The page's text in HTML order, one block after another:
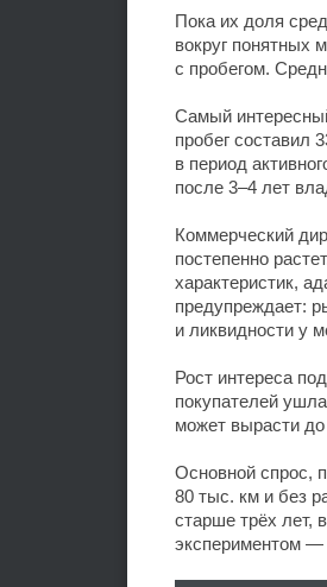
Пока их доля
вокруг понятных
с пробегом.
Самый
пробег составил
в период
после 3–4 лет
Коммерческий
постепенно
характеристик,
предупреждает:
и ликвидности у
Рост интереса
покупателей
может вырасти до
Основной спрос,
80 тыс. км и без
старше трёх лет,
экспериментом —